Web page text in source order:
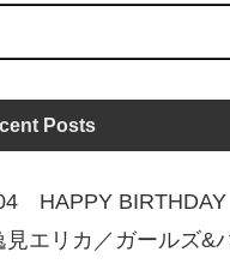
Posts
HAPPY
見エリカ／ガールズ&